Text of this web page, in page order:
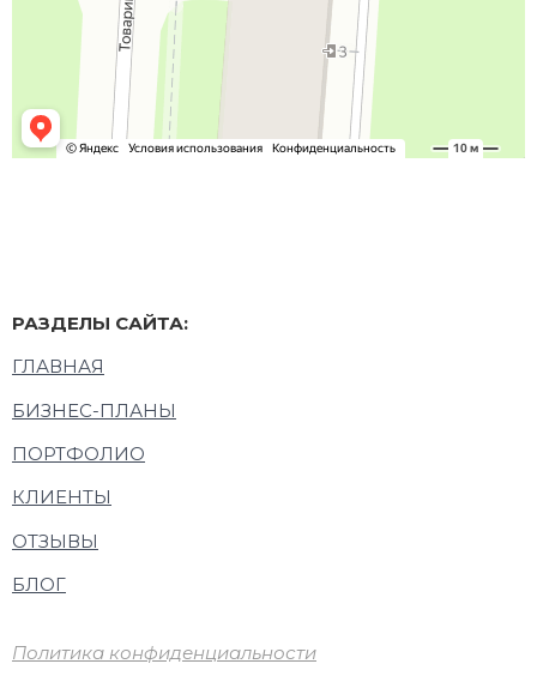
РАЗДЕЛЫ САЙТА:
ГЛАВНАЯ
БИЗНЕС-ПЛАНЫ
ПОРТФОЛИО
КЛИЕНТЫ
ОТЗЫВЫ
БЛОГ
Политика конфиденциальности